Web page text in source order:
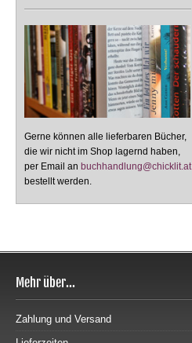
Gerne können alle lieferbaren Bücher,
die wir nicht im Shop lagernd haben,
per Email an buchhandlung@chicklit.at
bestellt werden.
Mehr über...
Zahlung und Versand